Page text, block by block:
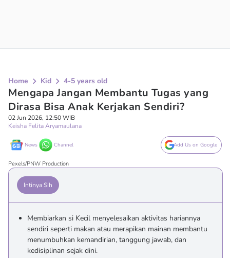
Home Kid 4-5 years old
Mengapa Jangan Membantu Tugas yang
Dirasa Bisa Anak Kerjakan Sendiri?
02 Jun 2026, 12:50 WIB
Keisha Felita Aryamaulana
News Channel Add Us on Google
Pexels/PNW Production
Intinya Sih
Membiarkan si Kecil menyelesaikan aktivitas hariannya
sendiri seperti makan atau merapikan mainan membantu
menumbuhkan kemandirian, tanggung jawab, dan
kedisiplinan sejak dini.